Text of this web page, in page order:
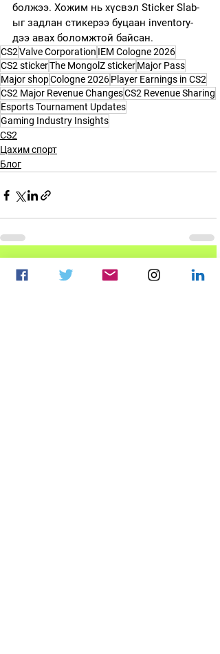
болжээ. Хожим нь хүсвэл Sticker Slab-
ыг задлан стикерээ буцаан inventory-
дээ авах боломжтой байсан.
CS2Valve Corporation IEM Cologne 2026
CS2 stickerThe MongolZ stickerMajor Pass
Major shopCologne 2026Player Earnings in CS2
CS2 Major Revenue ChangesCS2 Revenue Sharing
Esports Tournament Updates
Gaming Industry Insights
CS2
Цахим спорт
Блог
Recent Posts See All